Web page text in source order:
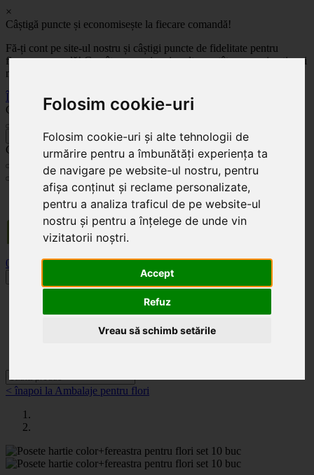
Folosim cookie-uri
Folosim cookie-uri și alte tehnologii de
urmărire pentru a îmbunătăți experiența ta
de navigare pe website-ul nostru, pentru
afișa conținut și reclame personalizate,
pentru a analiza traficul de pe website-ul
nostru și pentru a înțelege de unde vin
vizitatorii noștri.
Accept
Refuz
Vreau să schimb setările
×
Câștigă puncte și economisește la fiecare comandă!
Fă-ți cont pe site-ul nostru și câștigi puncte de fidelitate pentru
fiecare comandă! Cu cât comanzi mai mult, cu atât economisești mai
mult!
Înregistrează-te acum
Celoplast
Celoplast
Transportul este GRATUIT pentru comenzile mai mari de 350 Lei. Comanda minimă în
valoare de 100 Lei. Expediere în 1 - 2 zile lucrătoare.
0
Categorii
< înapoi la Ambalaje pentru flori